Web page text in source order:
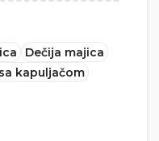
Dečija majica
kapuljačom